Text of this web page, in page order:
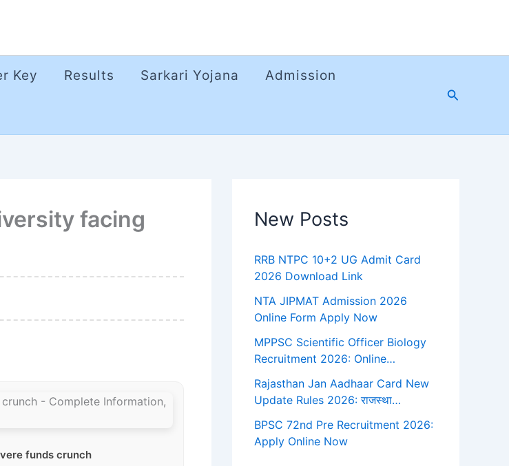
Key Results Sarkari Yojana Admission
Search
facing
funds crunch
New Posts
RRB NTPC 10+2 UG Admit Card
2026 Download Link
NTA JIPMAT Admission 2026
Online Form Apply Now
MPPSC Scientific Officer Biology
Recruitment 2026: Online…
Rajasthan Jan Aadhaar Card New
Update Rules 2026: राजस्था…
BPSC 72nd Pre Recruitment 2026:
Apply Online Now